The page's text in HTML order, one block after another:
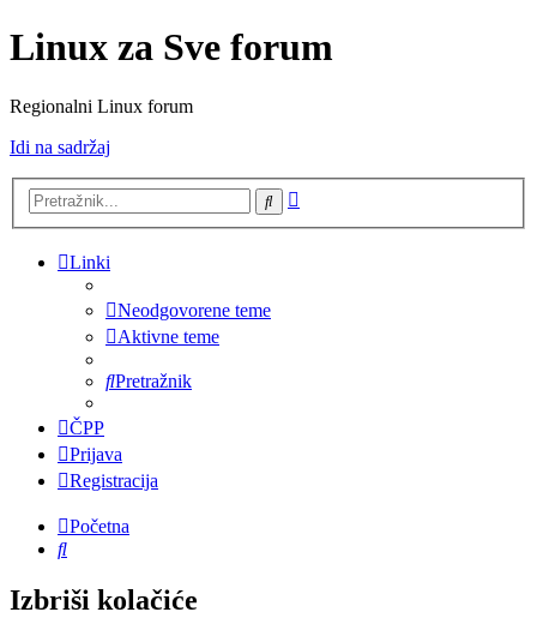
Linux za Sve forum
Regionalni Linux forum
Idi na sadržaj
Pretražnik
Linki
Neodgovorene teme
Aktivne teme
Pretražnik
ČPP
Prijava
Registracija
Početna
Pretražnik
Izbriši kolačiće